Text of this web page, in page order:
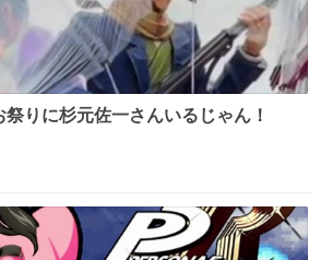
りに杉元佐一さんいるじゃん！